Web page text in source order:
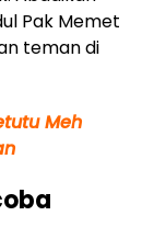
Pak Memet
teman di
Meh